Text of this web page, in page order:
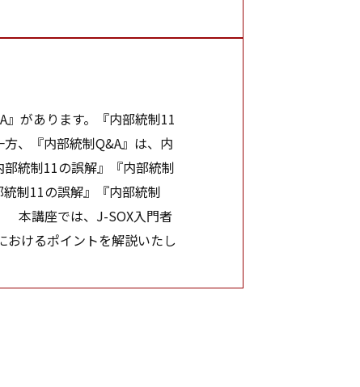
があります。『内部統制11
、『内部統制Q&A』は、内
統制11の誤解』『内部統制
制11の誤解』『内部統制
本講座では、J-SOX入門者
おけるポイントを解説いたし